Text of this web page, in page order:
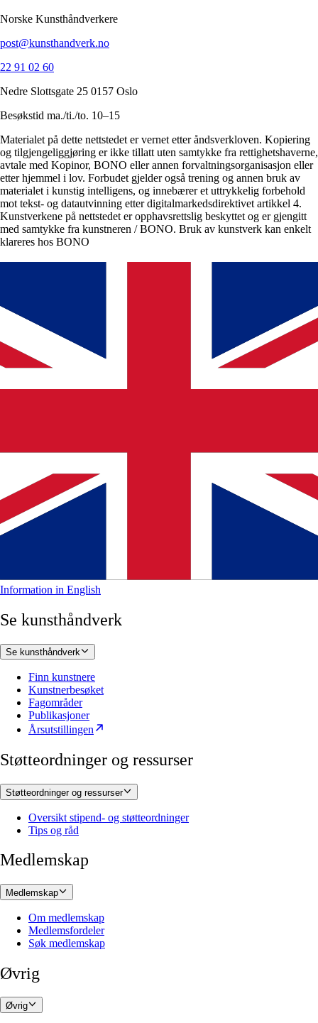
Norske Kunsthåndverkere
post@kunsthandverk.no
22 91 02 60
Nedre Slottsgate 25 0157 Oslo
Besøkstid ma./ti./to. 10–15
Materialet på dette nettstedet er vernet etter åndsverkloven. Kopiering
og tilgjengeliggjøring er ikke tillatt uten samtykke fra rettighetshaverne,
avtale med Kopinor, BONO eller annen forvaltningsorganisasjon eller
etter hjemmel i lov. Forbudet gjelder også trening og annen bruk av
materialet i kunstig intelligens, og innebærer et uttrykkelig forbehold
mot tekst- og datautvinning etter digitalmarkedsdirektivet artikkel 4.
Kunstverkene på nettstedet er opphavsrettslig beskyttet og er gjengitt
med samtykke fra kunstneren / BONO. Bruk av kunstverk kan enkelt
klareres hos BONO
Information in English
Se kunsthåndverk
Se kunsthåndverk
Finn kunstnere
Kunstnerbesøket
Fagområder
Publikasjoner
Årsutstillingen
Støtteordninger og ressurser
Støtteordninger og ressurser
Oversikt stipend- og støtteordninger
Tips og råd
Medlemskap
Medlemskap
Om medlemskap
Medlemsfordeler
Søk medlemskap
Øvrig
Øvrig